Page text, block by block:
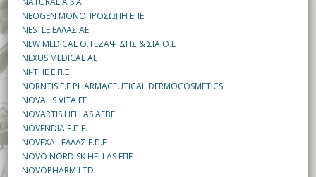
NEOGEN ΜΟΝΟΠΡΟΣΩΠΗ ΕΠΕ
NESTLE ΕΛΛΑΣ ΑΕ
NEW MEDICAL Θ.ΤΕΖΑΨΙΔΗΣ & ΣΙΑ Ο.Ε
NEXUS MEDICAL AE
NI-THE Ε.Π.Ε
NORNTIS E.E PHARMACEUTICAL DERMOCOSMETICS
NOVALIS VITA EE
NOVARTIS HELLAS AEBE
NOVENDIA Ε.Π.Ε.
NOVEXAL ΕΛΛΑΣ Ε.Π.Ε
NOVO NORDISK HELLAS ΕΠΕ
NOVOPHARM LTD